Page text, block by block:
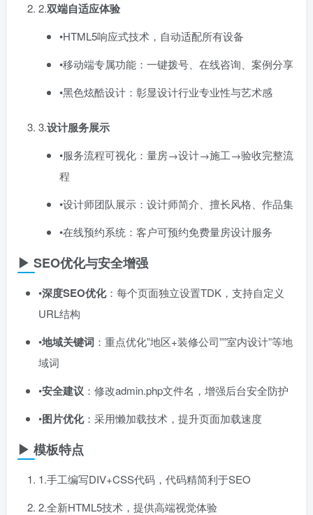
2.​双端自适应体验
•HTML5响应式技术，自动适配所有设备
•移动端专属功能：一键拨号、在线咨询、案例分享
•黑色炫酷设计：彰显设计行业专业性与艺术感
3.​设计服务展示
•服务流程可视化：量房→设计→施工→验收完整流
程
•设计师团队展示：设计师简介、擅长风格、作品集
•在线预约系统：客户可预约免费量房设计服务
▶ SEO优化与安全增强
•​深度SEO优化​：每个页面独立设置TDK，支持自定义
URL结构
•​地域关键词 ​：重点优化”地区+装修公司””室内设计”等地
域词
•​安全建议 ​：修改admin.php文件名，增强后台安全防护
•​图片优化​：采用懒加载技术，提升页面加载速度
▶ 模板特点
1.手工编写DIV+CSS代码，代码精简利于SEO
2.全新HTML5技术，提供高端视觉体验